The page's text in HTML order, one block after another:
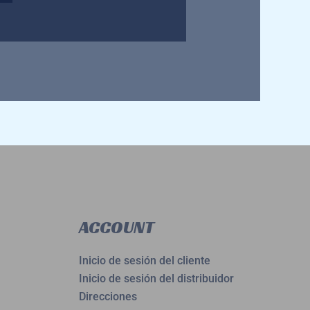
ACCOUNT
Inicio de sesión del cliente
Inicio de sesión del distribuidor
Direcciones